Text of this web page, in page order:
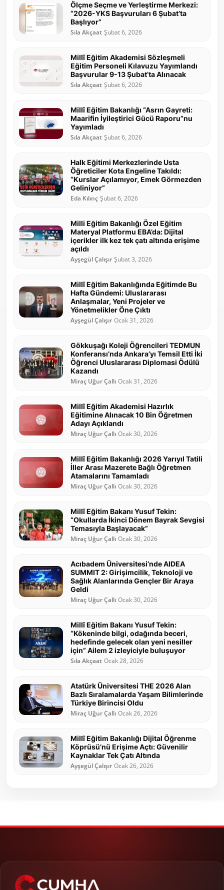
Ölçme Seçme ve Yerleştirme Merkezi:
“2026-YKS Başvuruları 6 Şubat’ta
Başlıyor”
Sıla Akçaat Şubat 6, 2026
Millî Eğitim Akademisi Sözleşmeli
Eğitim Personeli Kılavuzu Yayımlandı
Başvurular 9-13 Şubat’ta Alınacak
Sıla Akçaat Şubat 6, 2026
Millî Eğitim Bakanlığı “Asrın Gayreti:
Maarifin İyileştirici Gücü Raporu”nu
Yayımladı
Sıla Akçaat Şubat 6, 2026
Halk Eğitimi Merkezlerinde Usta
Öğreticiler Kota Engeline Takıldı:
“Kurslar Açılamıyor, Emek Görmezden
Geliniyor”
Eda Kılınç Şubat 6, 2026
Milli Eğitim Bakanlığı Özel Eğitim
Materyal Platformu EBA’da: Dijital
içerikler ilk kez tek çatı altında erişime
açıldı
Ayşegül Çalışır Şubat 3, 2026
Millî Eğitim Bakanlığında Eğitimde Bu
Hafta Gündemi: Uluslararası
Anlaşmalar, Yeni Projeler ve
Yönetmelikler Öne Çıktı
Ayşegül Çalışır Ocak 31, 2026
Gökkuşağı Koleji Öğrencileri TEDMUN
Konferansı’nda Ankara’yı Temsil Etti İki
Öğrenci Uluslararası Diplomasi Ödülü
Kazandı
Miraç Uğur Çallı Ocak 31, 2026
Millî Eğitim Akademisi Hazırlık
Eğitimine Alınacak 10 Bin Öğretmen
Adayı Açıklandı
Miraç Uğur Çallı Ocak 30, 2026
Millî Eğitim Bakanlığı 2026 Yarıyıl Tatili
İller Arası Mazerete Bağlı Öğretmen
Atamalarını Tamamladı
Miraç Uğur Çallı Ocak 30, 2026
Millî Eğitim Bakanı Yusuf Tekin:
“Okullarda İkinci Dönem Bayrak Sevgisi
Temasıyla Başlayacak”
Miraç Uğur Çallı Ocak 30, 2026
Acıbadem Üniversitesi’nde AIDEA
SUMMIT 2: Girişimcilik, Teknoloji ve
Sağlık Alanlarında Gençler Bir Araya
Geldi
Miraç Uğur Çallı Ocak 30, 2026
Millî Eğitim Bakanı Yusuf Tekin:
“Kökeninde bilgi, odağında beceri,
hedefinde gelecek olan yeni nesiller
için” Ailem 2 izleyiciyle buluşuyor
Sıla Akçaat Ocak 28, 2026
Atatürk Üniversitesi THE 2026 Alan
Bazlı Sıralamalarda Yaşam Bilimlerinde
Türkiye Birincisi Oldu
Miraç Uğur Çallı Ocak 26, 2026
Millî Eğitim Bakanlığı Dijital Öğrenme
Köprüsü’nü Erişime Açtı: Güvenilir
Kaynaklar Tek Çatı Altında
Ayşegül Çalışır Ocak 26, 2026